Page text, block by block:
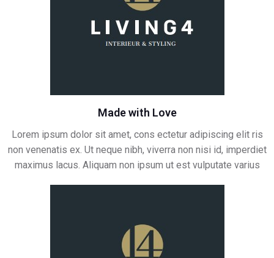
Made with Love
Lorem ipsum dolor sit amet, cons ectetur adipiscing elit ris
non venenatis ex. Ut neque nibh, viverra non nisi id, imperdiet
maximus lacus. Aliquam non ipsum ut est vulputate varius